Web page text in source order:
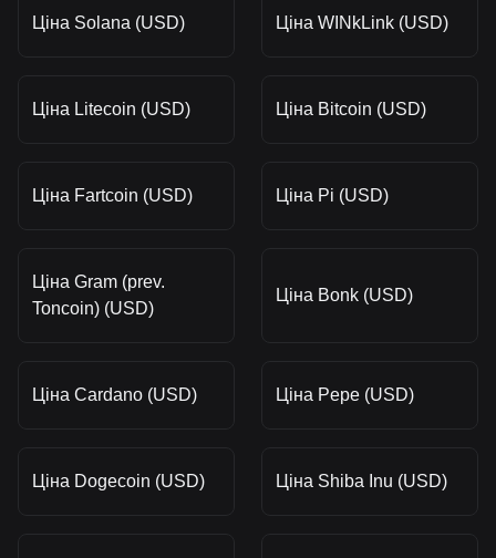
Ціна Solana (USD) Ціна WINkLink (USD)
Ціна Litecoin (USD) Ціна Bitcoin (USD)
Ціна Fartcoin (USD) Ціна Pi (USD)
Ціна Gram (prev.
Toncoin) (USD)
Ціна Bonk (USD)
Ціна Cardano (USD) Ціна Pepe (USD)
Ціна Dogecoin (USD) Ціна Shiba Inu (USD)